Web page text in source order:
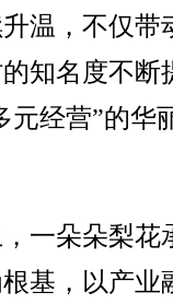
温，不仅带
知名度不断
元经营”的华
一朵朵梨花
基，以产业